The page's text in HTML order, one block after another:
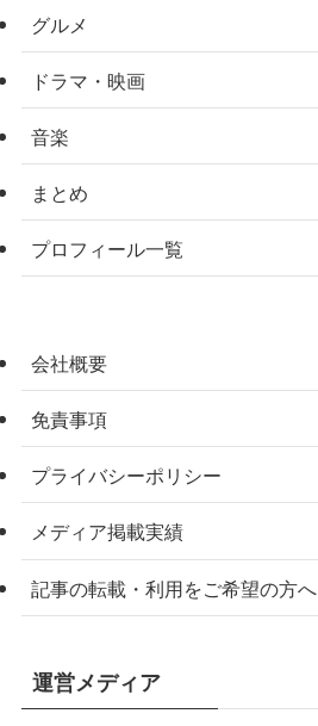
グルメ
ドラマ・映画
音楽
まとめ
プロフィール一覧
会社概要
免責事項
プライバシーポリシー
メディア掲載実績
記事の転載・利用をご希望の方へ
運営メディア